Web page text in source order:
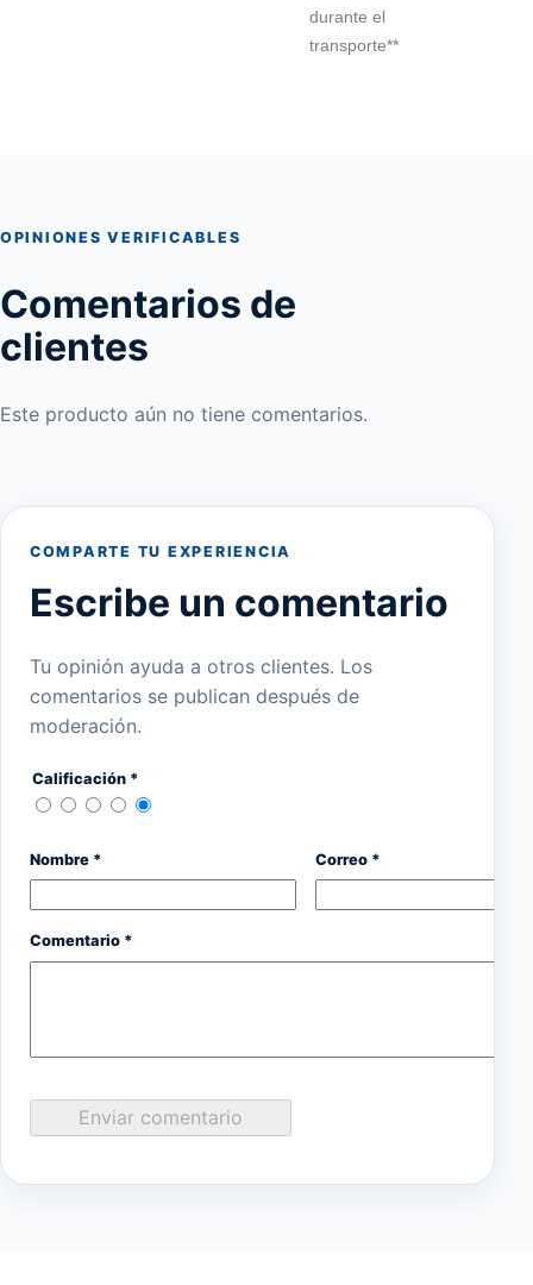
durante el
transporte**
OPINIONES VERIFICABLES
Comentarios de
clientes
Este producto aún no tiene comentarios.
COMPARTE TU EXPERIENCIA
Escribe un comentario
Tu opinión ayuda a otros clientes. Los
comentarios se publican después de
moderación.
Calificación *
Nombre * Correo *
Comentario *
Enviar comentario